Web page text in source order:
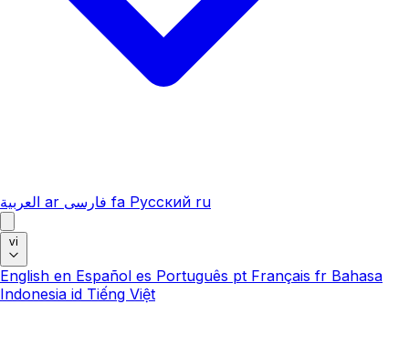
العربية ar فارسی fa Русский ru
vi
English en Español es Português pt Français fr Bahasa
Indonesia id Tiếng Việt